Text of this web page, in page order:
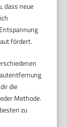
dass neue
fördert.
die
Methode.
zu